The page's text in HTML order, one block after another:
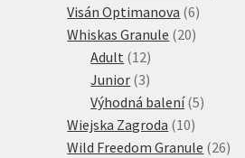
Visán Optimanova 66
produktů
Whiskas Granule 2020
Adult 1212
produktů
Junior 33
produkty
Výhodná balení 55
Wiejska Zagroda 1010
produktů
Wild Freedom Granule 2626